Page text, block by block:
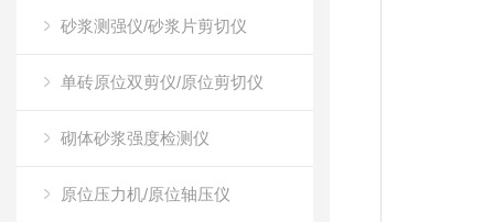
砂浆测强仪/砂浆片剪切仪
单砖原位双剪仪/原位剪切仪
砌体砂浆强度检测仪
原位压力机/原位轴压仪